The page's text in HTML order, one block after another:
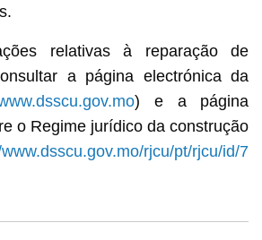
relativas à reparação de
a página electrónica da
) e a página
o Regime jurídico da construção
rjcu/pt/rjcu/id/7